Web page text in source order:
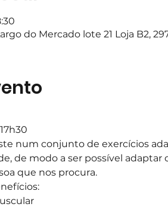
do Mercado lote 21 Loja B2,
num conjunto de exercícios
de modo a ser possível
que nos procura.